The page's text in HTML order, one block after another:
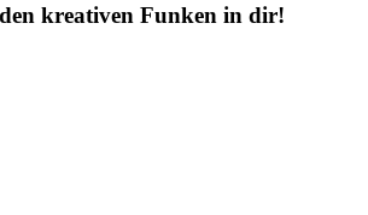
kreativen Funken in dir!